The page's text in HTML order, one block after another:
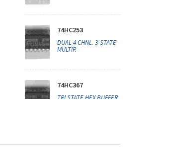
74HC253
DUAL 4 CHNL. 3-STATE
MULTIP.
74HC367
TRI STATE HEX BUFFER